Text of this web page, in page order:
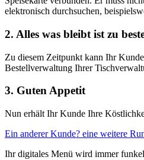
elektronisch durchsuchen,
2. Alles was bleibt ist zu
Zu diesem Zeitpunkt kann Ihr
Bestellverwaltung Ihrer
3. Guten Appetit
Nun erhält Ihr Kunde Ihre
Ein anderer Kunde? eine weitere
Ihr digitales Menü wird immer